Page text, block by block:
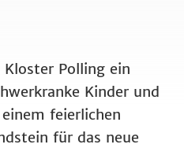
Polling ein
Kinder und
feierlichen
für das neue